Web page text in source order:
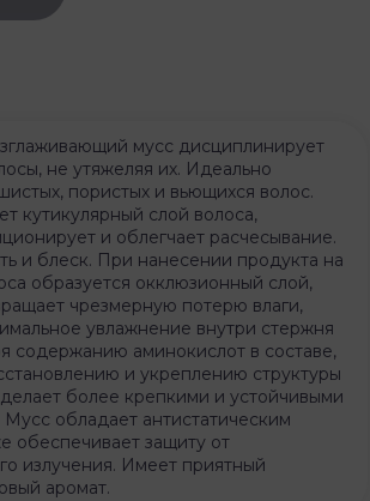
мусс дисциплинирует
не утяжеляя их. Идеально
пористых и вьющихся волос.
кутикулярный слой волоса,
и облегчает расчесывание.
и блеск. При нанесении продукта на
образуется окклюзионный слой,
чрезмерную потерю влаги,
увлажнение внутри стержня
содержанию аминокислот в составе,
и укреплению структуры
делает более крепкими и устойчивыми
обладает антистатическим
обеспечивает защиту от
излучения. Имеет приятный
аромат.